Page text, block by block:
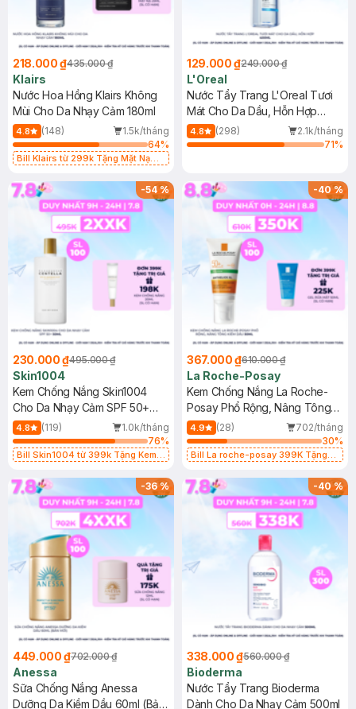
218.000 ₫435.000 ₫
Klairs
Nước Hoa Hồng Klairs Không
Mùi Cho Da Nhạy Cảm 180ml
4.8 (148)
1.5k/tháng
64%
Bill Klairs từ 299k Tặng Mặt Nạ
25ml (SL Có Hạn)
129.000 ₫249.000 ₫
L'Oreal
Nước Tẩy Trang L'Oreal Tươi
Mát Cho Da Dầu, Hỗn Hợp
400ml
4.8 (298)
2.1k/tháng
71%
-54%
230.000 ₫495.000 ₫
Skin1004
Kem Chống Nắng Skin1004
Cho Da Nhạy Cảm SPF 50+
50ml
4.8 (119)
1.0k/tháng
76%
Bill Skin1004 từ 399k Tặng Kem
SPF 50+ 20ml (SL Có Hạn)
-40%
367.000 ₫610.000 ₫
La Roche-Posay
Kem Chống Nắng La Roche-
Posay Phổ Rộng, Nâng Tông
Kiềm Dầu 50ml
4.9 (28)
702/tháng
30%
Bill La roche-posay 399K Tặng
(SL có hạn)
-36%
449.000 ₫702.000 ₫
Anessa
Sữa Chống Nắng Anessa
Dưỡng Da Kiềm Dầu 60ml (Bản
-40%
338.000 ₫560.000 ₫
Bioderma
Nước Tẩy Trang Bioderma
Dành Cho Da Nhạy Cảm 500ml